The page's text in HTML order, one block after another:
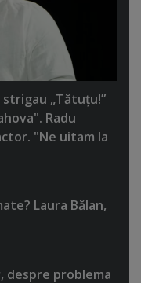
„Tătuţu!”
Radu
"Ne uitam la
Laura Bălan,
despre problema